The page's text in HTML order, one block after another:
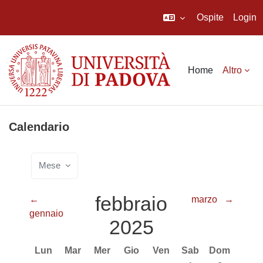
Ospite Login
Home Altro
Calendario
Mese
←
gennaio
febbraio
2025
marzo →
Lunedi
Lun Martedì
Mar Mercoledì
Mer Giovedì
Gio Venerdì
Ven Sabato
Sab Domenica
Dom